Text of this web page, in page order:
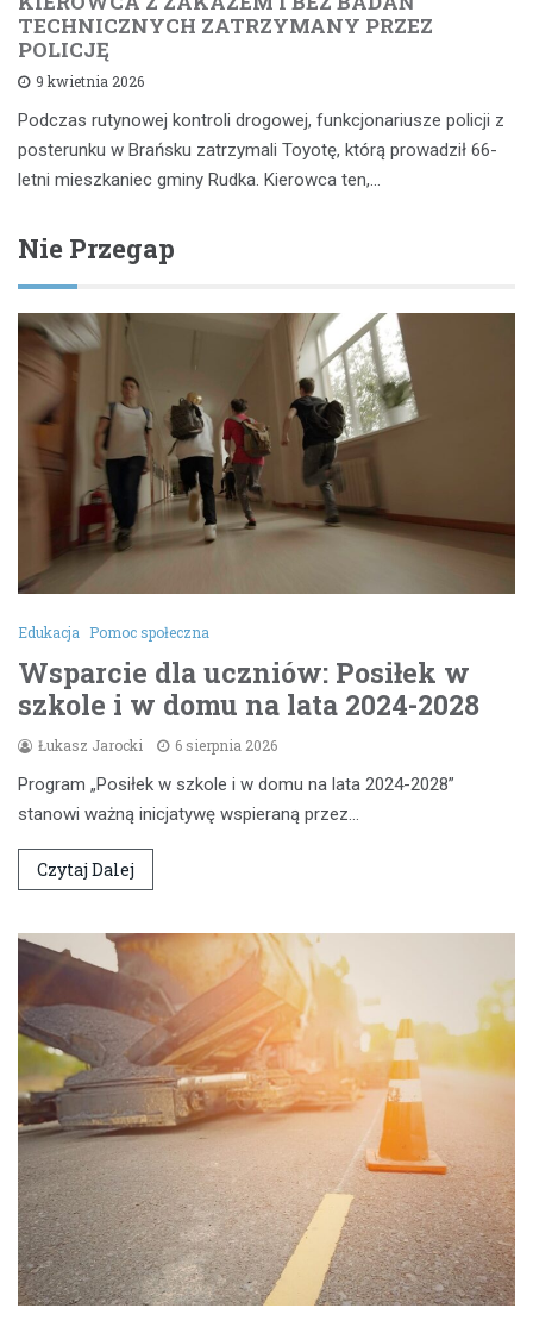
TECHNICZNYCH ZATRZYMANY PRZEZ
POLICJĘ
9 kwietnia 2026
Podczas rutynowej kontroli drogowej, funkcjonariusze policji z
posterunku w Brańsku zatrzymali Toyotę, którą prowadził 66-
letni mieszkaniec gminy Rudka. Kierowca ten,…
Nie Przegap
Edukacja Pomoc społeczna
Wsparcie dla uczniów: Posiłek w
szkole i w domu na lata 2024-2028
Łukasz Jarocki 6 sierpnia 2026
Program „Posiłek w szkole i w domu na lata 2024-2028”
stanowi ważną inicjatywę wspieraną przez…
Czytaj Dalej